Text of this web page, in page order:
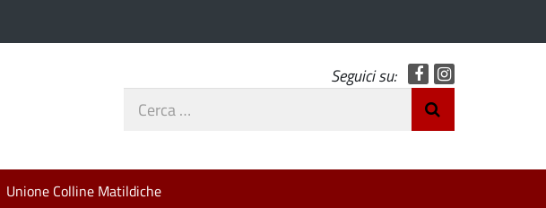
Seguici su: Facebook
Cerca
Unione Colline Matildiche